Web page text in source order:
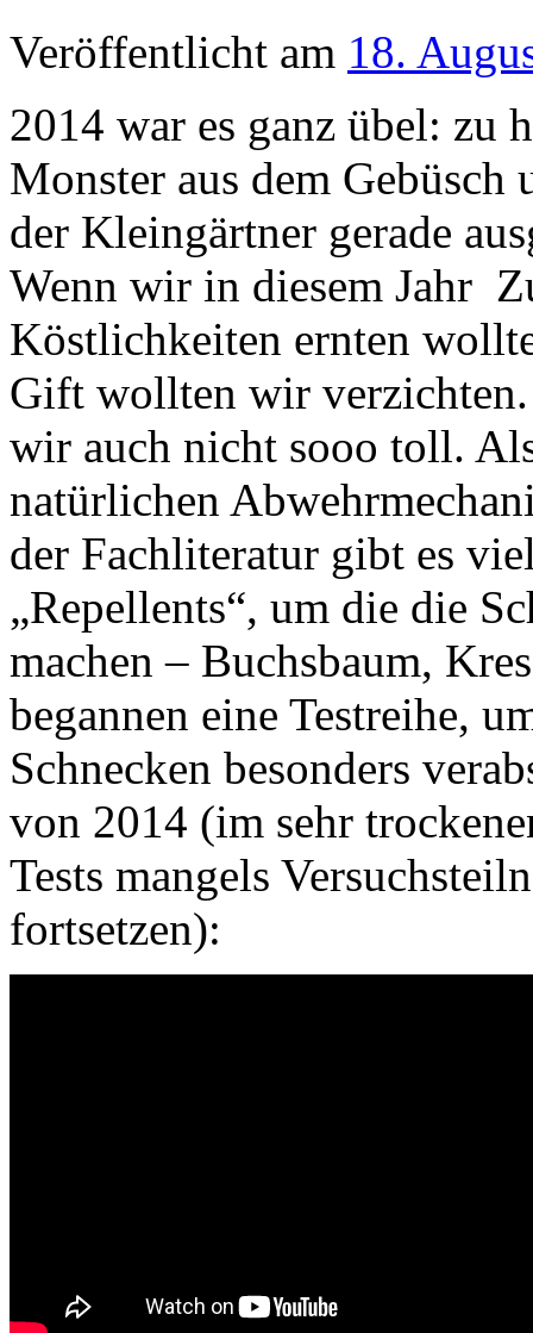
Veröffentlicht am 18.
2014 war es ganz übel: zu
Monster aus dem Gebüsch
der Kleingärtner gerade
Wenn wir in diesem Jahr
Köstlichkeiten ernten
Gift wollten wir
wir auch nicht sooo toll.
natürlichen
der Fachliteratur gibt es
„Repellents“, um die die
machen – Buchsbaum,
begannen eine Testreihe,
Schnecken besonders
von 2014 (im sehr
Tests mangels
fortsetzen):